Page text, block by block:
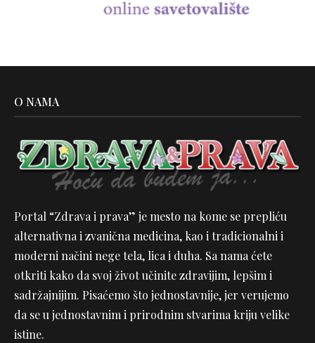
O NAMA
Portal “Zdrava i prava” je mesto na kome se prepliću
alternativna i zvanična medicina, kao i tradicionalni i
moderni načini nege tela, lica i duha. Sa nama ćete
otkriti kako da svoj život učinite zdravijim, lepšim i
sadržajnijim. Pisaćemo što jednostavnije, jer verujemo
da se u jednostavnim i prirodnim stvarima kriju velike
istine.